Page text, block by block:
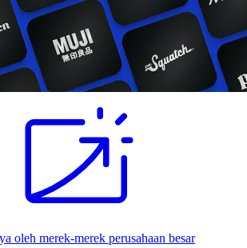
oleh merek-merek perusahaan besar